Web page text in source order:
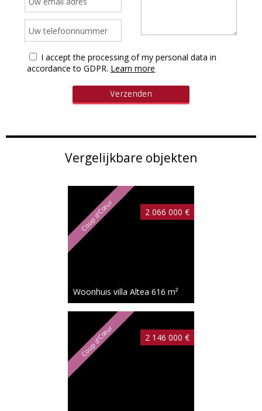
Vergelijkbare objekten
Coup d'Cœur 2 066 000 €
Woonhuis villa Altea 616 m²
Coup d'Cœur 2 146 000 €
I accept the processing of my personal data in
accordance to GDPR. Learn more